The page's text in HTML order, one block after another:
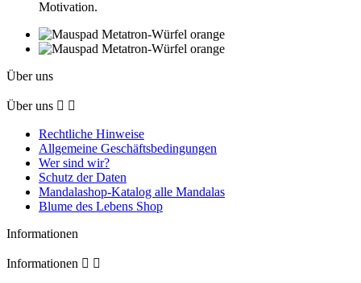
Motivation.
Über uns
Über uns  
Rechtliche Hinweise
Allgemeine Geschäftsbedingungen
Wer sind wir?
Schutz der Daten
Mandalashop-Katalog alle Mandalas
Blume des Lebens Shop
Informationen
Informationen  